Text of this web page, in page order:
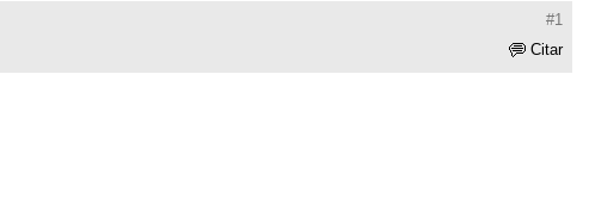
#1
Citar